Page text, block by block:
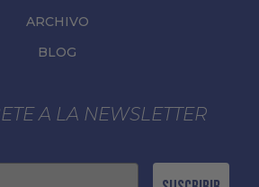
ARCHIVO
BLOG
A LA NEWSLETTER